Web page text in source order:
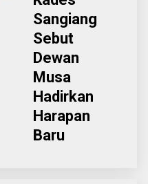
Sangiang
Sebut
Dewan
Musa
Hadirkan
Harapan
Baru